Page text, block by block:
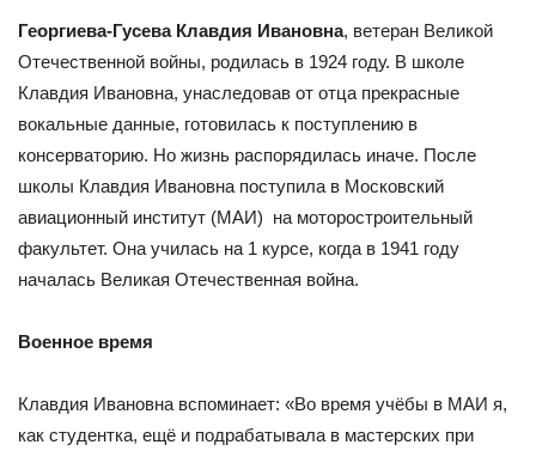
Георгиева-Гусева Клавдия Ивановна, ветеран Великой
Отечественной войны, родилась в 1924 году. В школе
Клавдия Ивановна, унаследовав от отца прекрасные
вокальные данные, готовилась к поступлению в
консерваторию. Но жизнь распорядилась иначе. После
школы Клавдия Ивановна поступила в Московский
авиационный институт (МАИ) на моторостроительный
факультет. Она училась на 1 курсе, когда в 1941 году
началась Великая Отечественная война.
Военное время
Клавдия Ивановна вспоминает: «Во время учёбы в МАИ я,
как студентка, ещё и подрабатывала в мастерских при